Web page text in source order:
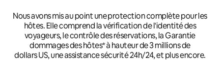
Nous avons mis au point une protection complète pour les
hôtes. Elle comprend la vérification de l'identité des
voyageurs, le contrôle des réservations, la Garantie
dommages des hôtes* à hauteur de 3 millions de
dollars US, une assistance sécurité 24h/24, et plus encore.